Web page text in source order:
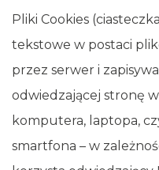
Pliki Cookies
tekstowe w postaci
przez serwer i
odwiedzającej stronę
komputera, laptopa,
smartfona – w